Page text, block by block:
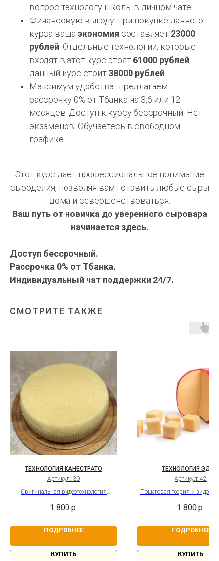
вопрос технологу школы в личном чате
Финансовую выгоду: при покупке данного
курса ваша экономия составляет 23000
рублей. Отдельные технологии, которые
входят в этот курс стоят 61000 рублей,
данный курс стоит 38000 рублей.
Максимум удобства:: предлагаем
рассрочку 0% от Тбанка на 3,6 или 12
месяцев. Доступ к курсу бессрочный. Нет
экзаменов. Обучаетесь в свободном
графике.
Этот курс дает профессиональное понимание
сыроделия, позволяя вам готовить любые сыры
дома и совершенствоваться.
Ваш путь от новичка до уверенного сыровара
начинается здесь.
Доступ бессрочный.
Рассрочка 0% от Тбанка.
Индивидуальный чат поддержки 24/7.
СМОТРИТЕ ТАКЖЕ
ТЕХНОЛОГИЯ КАНЕСТРАТО
Артикул: 30
Оригинальная видеотехнология
Бессрочный доступ
1 800 р.
ПОДРОБНЕЕ
КУПИТЬ
ТЕХНОЛОГИЯ ЭДАМ
Артикул: 42
Пошаговая теория и
послевкусием и лёгкой
1 800 р.
ПОДРОБНЕЕ
КУПИТЬ